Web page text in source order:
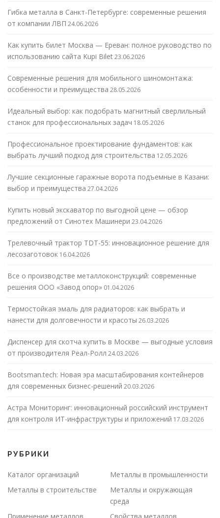
Гибка металла в Санкт-Петербурге: современные решения
от компании ЛВП 24.06.2026
Как купить билет Москва — Ереван: полное руководство по
использованию сайта Kupi Bilet23.06.2026
Современные решения для мобильного шиномонтажа:
особенности и преимущества 28.05.2026
Идеальный выбор: как подобрать магнитный сверлильный
станок для профессиональных задач 18.05.2026
Профессиональное проектирование фундаментов: как
выбрать лучший подход для строительства 12.05.2026
Лучшие секционные гаражные ворота подъемные в Казани:
выбор и преимущества 27.04.2026
Купить новый экскаватор по выгодной цене — обзор
предложений от Синотех Машинери 23.04.2026
Трелевочный трактор TDT-55: инновационное решение для
лесозаготовок 16.04.2026
Все о производстве металлоконструкций: современные
решения ООО «Завод опор» 01.04.2026
Термостойкая эмаль для радиаторов: как выбрать и
нанести для долговечности и красоты 26.03.2026
Диспенсер для скотча купить в Москве — выгодные условия
от производителя Реал-Ролл 24.03.2026
Bootsman.tech: Новая эра масштабирования контейнеров
для современных бизнес-решений 20.03.2026
Астра Мониторинг: инновационный российский инструмент
для контроля ИТ-инфраструктуры и приложений 17.03.2026
РУБРИКИ
Каталог организаций
Металлы в промышленности
Металлы в строительстве
Металлы и окружающая
среда
Применение металлов
Свойства металлов